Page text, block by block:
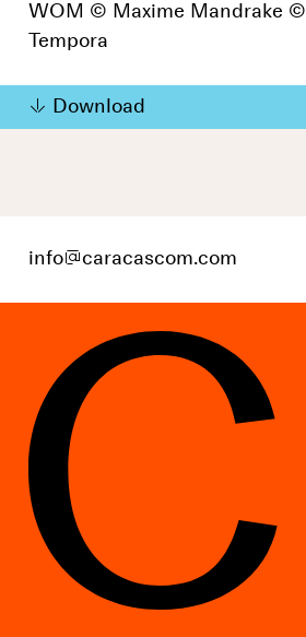
WOM © Maxime Mandrake ©
Tempora
Download
info@caracascom.com